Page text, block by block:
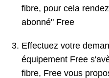
fibre, pour cela
abonné" Free
Effectuez votre
équipement Free
fibre, Free vous